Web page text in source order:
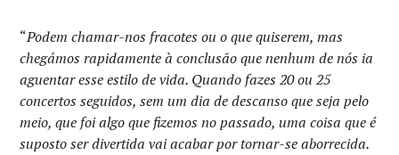
“Podem chamar-nos fracotes ou o que quiserem, mas
chegámos rapidamente à conclusão que nenhum de nós ia
aguentar esse estilo de vida. Quando fazes 20 ou 25
concertos seguidos, sem um dia de descanso que seja pelo
meio, que foi algo que fizemos no passado, uma coisa que é
suposto ser divertida vai acabar por tornar-se aborrecida.